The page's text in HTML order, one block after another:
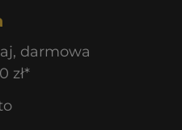
darmowa
zł*